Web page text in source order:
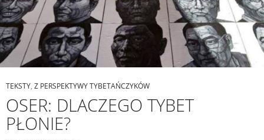
TEKSTY, Z PERSPEKTYWY TYBETAŃCZYKÓW
OSER: DLACZEGO TYBET
PŁONIE?